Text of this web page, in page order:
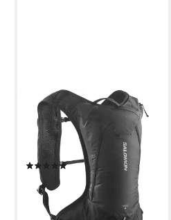
SALOMON
Sportrucksack CROSS 4, mit
4 l Volumen, aus Polyester,
schmale Form
(2)
59,99 €
lieferbar - in 1-2 Werktagen bei dir